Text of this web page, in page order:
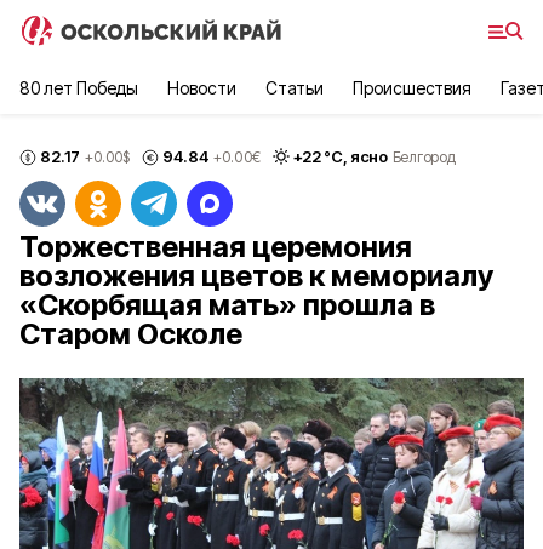
80 лет Победы Новости Статьи Происшествия
82.17 +0.00$ 94.84 +0.00€ +22°С, ясно Белгород
Торжественная церемония
возложения цветов к мемориалу
«Скорбящая мать» прошла в
Старом Осколе